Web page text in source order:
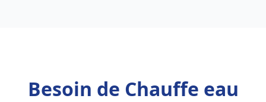
Besoin de Chauffe eau